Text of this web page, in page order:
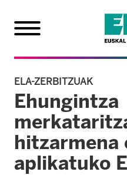
ELA-ZERBITZUAK
Ehungintza
hitzarmena
aplikatuko